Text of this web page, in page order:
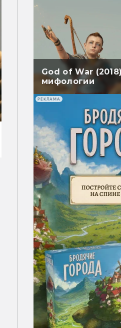
God of War
мифологии
РЕКЛАМА